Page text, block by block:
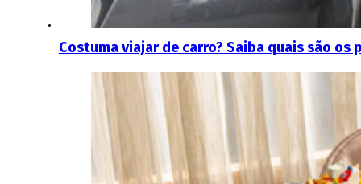
Costuma viajar de carro? Saiba quais são